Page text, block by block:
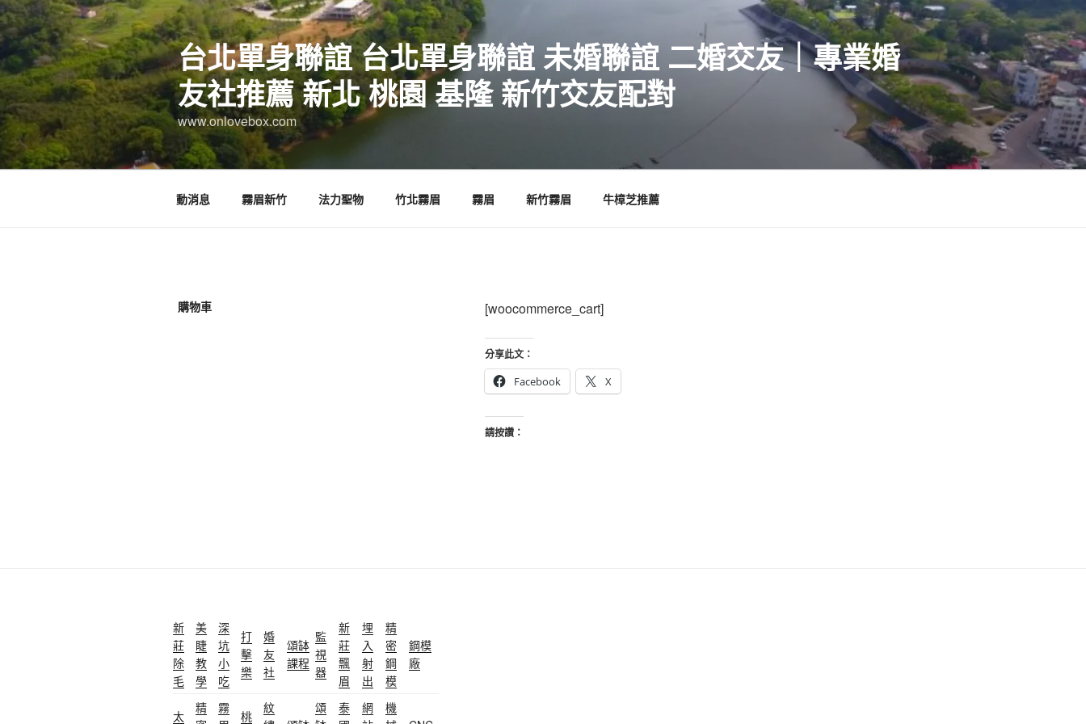
跳
至
主
要
內
容
台北單身聯誼 台北單身聯誼 未婚聯誼 二婚交友｜專業婚
友社推薦 新北 桃園 基隆 新竹交友配對
www.onlovebox.com
動消息 霧眉新竹 法力聖物 竹北霧眉 霧眉 新竹霧眉 牛樟芝推薦
購物車 [woocommerce_cart]
分享此文：
Facebook
X
請按讚：
新
莊
除
毛
美
睫
教
學
深
坑
小
吃
打
擊
樂
婚
友
社
頌缽
課程
監
視
器
新
莊
飄
眉
埋
入
射
出
精
密
鋼
模
鋼模
廠
太
精
霧
桃
紋
頌
泰
網
機